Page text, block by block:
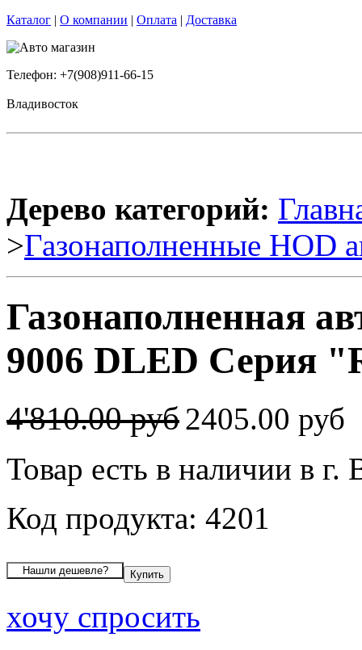
Каталог | О компании | Оплата | Доставка
Телефон: +7(908)911-66-15
Владивосток
Дерево категорий:
>Газонаполненные HOD
Газонаполненная
9006 DLED Серия
4'810.00 руб2405.00 руб
Товар есть в наличии в г.
Код продукта: 4201
хочу спросить